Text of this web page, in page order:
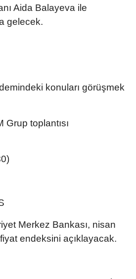
Aida Balayeva ile
gelecek.
konuları görüşmek
Grup toplantısı
Merkez Bankası, nisan
endeksini açıklayacak.